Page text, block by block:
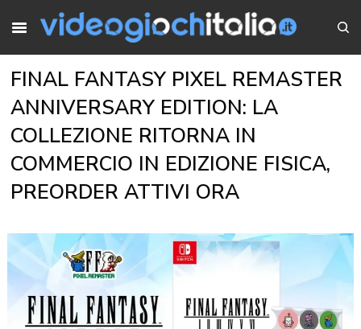
FINAL FANTASY PIXEL REMASTER
ANNIVERSARY EDITION: LA
COLLEZIONE RITORNA IN
COMMERCIO IN EDIZIONE FISICA,
PREORDER ATTIVI ORA